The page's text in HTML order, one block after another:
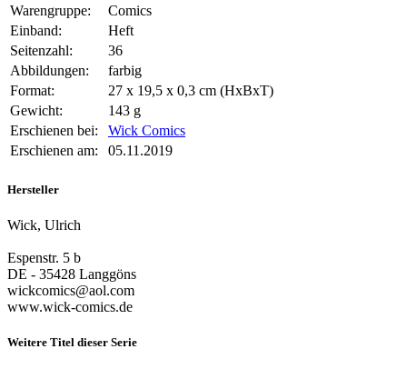
Warengruppe:
Comics
Einband:
Heft
Seitenzahl:
36
Abbildungen:
farbig
Format:
27 x 19,5 x 0,3 cm (HxBxT)
Gewicht:
143 g
Erschienen bei:
Wick Comics
Erschienen am:
05.11.2019
Hersteller
Wick, Ulrich
Espenstr. 5 b
DE - 35428 Langgöns
wickcomics@aol.com
www.wick-comics.de
Weitere Titel dieser Serie